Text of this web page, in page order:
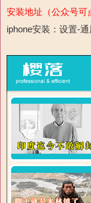
安装地址（公众号可
iphone安装：设置-